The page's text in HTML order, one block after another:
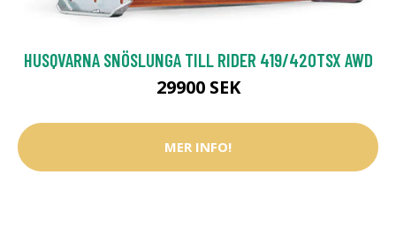
HUSQVARNA SNÖSLUNGA TILL RIDER 419/420TSX AWD
29900 SEK
MER INFO!